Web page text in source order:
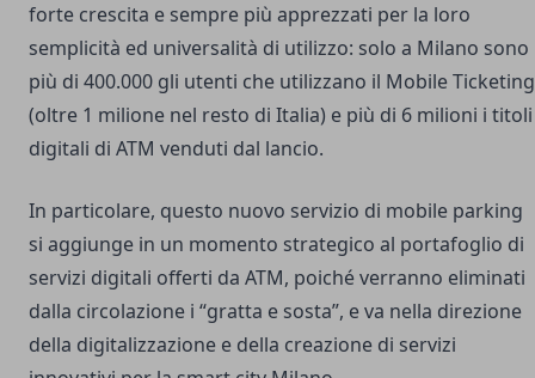
forte crescita e sempre più apprezzati per la loro
semplicità ed universalità di utilizzo: solo a Milano sono
più di 400.000 gli utenti che utilizzano il Mobile Ticketing
(oltre 1 milione nel resto di Italia) e più di 6 milioni i titoli
digitali di ATM venduti dal lancio.
In particolare, questo nuovo servizio di mobile parking
si aggiunge in un momento strategico al portafoglio di
servizi digitali offerti da ATM, poiché verranno eliminati
dalla circolazione i “gratta e sosta”, e va nella direzione
della digitalizzazione e della creazione di servizi